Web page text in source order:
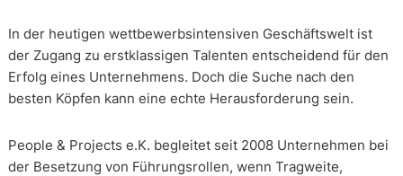
In der heutigen wettbewerbsintensiven Geschäftswelt ist
der Zugang zu erstklassigen Talenten entscheidend für den
Erfolg eines Unternehmens. Doch die Suche nach den
besten Köpfen kann eine echte Herausforderung sein.
People & Projects e.K. begleitet seit 2008 Unternehmen bei
der Besetzung von Führungsrollen, wenn Tragweite,